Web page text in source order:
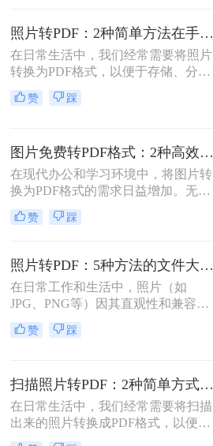
换方式。
照片转PDF：2种简单方法在手机端和电脑端的操作差异！
在日常生活中，我们经常需要将照片
转换为PDF格式，以便于存储、分享
和打印。那么照片转pdf怎么弄呢？下
面将介绍两种简单实用的方法，帮助
赞 踩
图片免费转PDF格式：2种高效方法的转换速度和画质损失对比！
在现代办公和学习环境中，将图片转
换为PDF格式的需求日益增加。无论
是为了更好地保存、传输还是打印图
片，PDF格式因其跨平台兼容性和格
怎么转换成pdf格式免费呢？本文将介
绍两种免费且高效的图片转PDF的方
法。
赞 踩
照片转PDF：5种方法的文件大小限制和画质保留实测！
在日常工作和生活中，照片（如
JPG、PNG等）因其直观性和兼容性
被广泛使用。然而，在需要整合多张
照片、提高安全性或便于打印时，将
文将详细介绍5种将照片转换为PDF的
常用高效方法，帮助用户根据需求选
择最适合的方案。
赞 踩
扫描照片转PDF：2种简单方式在身份证和合同上的操作差异！
在日常生活中，我们经常需要将扫描
出来的照片转换成PDF格式，以便于
分享、存储和管理。那么扫描出来的